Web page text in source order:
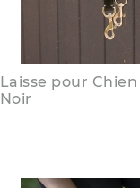
Laisse pour
Noir